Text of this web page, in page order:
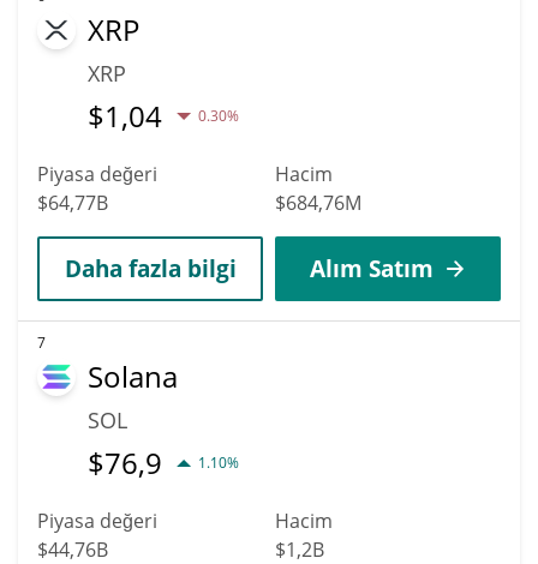
XRP
XRP
$1,04 0.30%
Piyasa değeri
$64,77B
Hacim
$684,76M
Daha fazla bilgi Alım Satım
7
Solana
SOL
$76,9 1.10%
Piyasa değeri
$44,76B
Hacim
$1,2B